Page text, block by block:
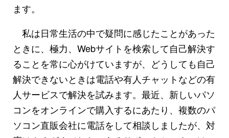
ます。
私は日常生活の中で疑問に感じたことがあった
ときに、極力、Webサイトを検索して自己解決す
ることを常に心がけていますが、どうしても自己
解決できないときは電話や有人チャットなどの有
人サービスで解決を試みます。最近、新しいパソ
コンをオンラインで購入するにあたり、複数のパ
ソコン直販会社に電話をして相談しましたが、対